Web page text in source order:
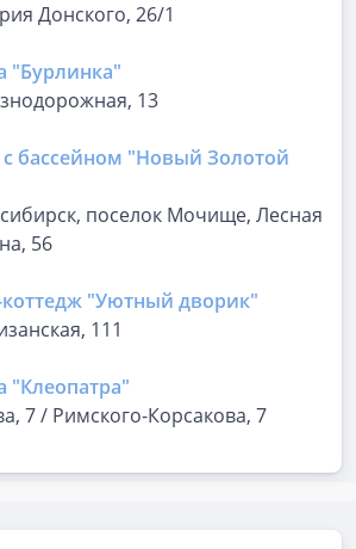
Донского, 26/1
"Бурлинка"
13
бассейном "Новый Золотой
поселок Мочище, Лесная
56
коттедж "Уютный дворик"
111
"Клеопатра"
7 / Римского-Корсакова, 7